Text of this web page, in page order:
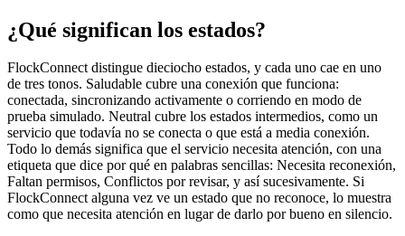
¿Qué significan los estados?
FlockConnect distingue dieciocho estados, y cada uno cae en uno
de tres tonos. Saludable cubre una conexión que funciona:
conectada, sincronizando activamente o corriendo en modo de
prueba simulado. Neutral cubre los estados intermedios, como un
servicio que todavía no se conecta o que está a media conexión.
Todo lo demás significa que el servicio necesita atención, con una
etiqueta que dice por qué en palabras sencillas: Necesita reconexión,
Faltan permisos, Conflictos por revisar, y así sucesivamente. Si
FlockConnect alguna vez ve un estado que no reconoce, lo muestra
como que necesita atención en lugar de darlo por bueno en silencio.